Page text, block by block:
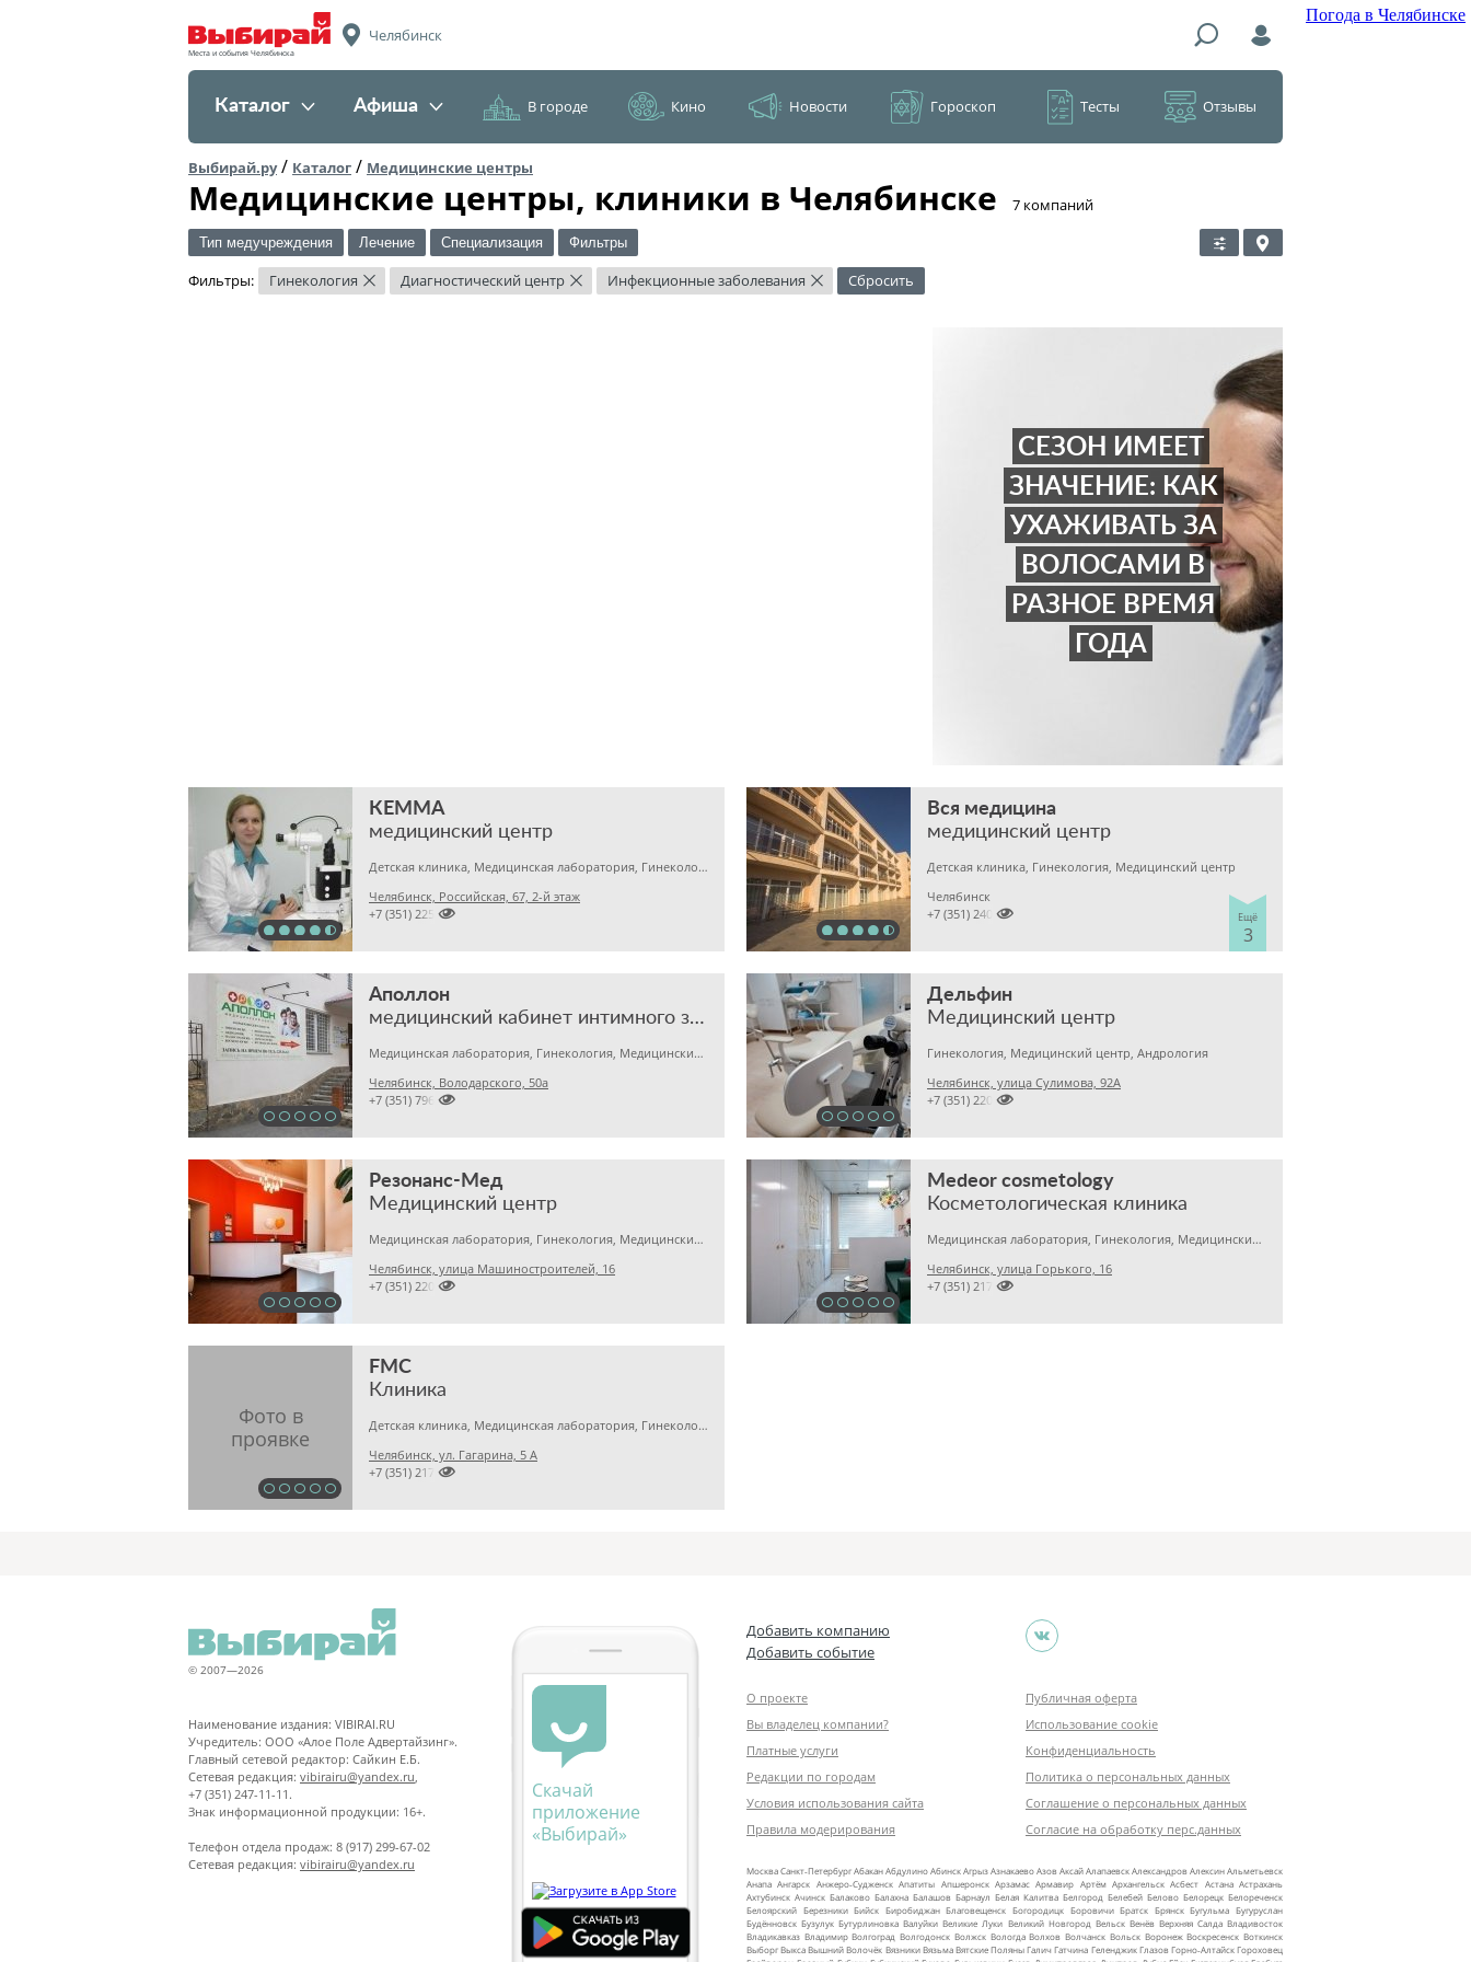
Погода в Челябинске
Места и события Челябинска
Челябинск
Каталог Афиша В городе Кино Новости Гороскоп Тесты Отзывы
Выбирай.ру/ Каталог / Медицинские центры
Медицинские центры, клиники в Челябинске ​7 компаний
Тип медучреждения Лечение Специализация Фильтры
Фильтры: Гинекология × Диагностический центр × Инфекционные заболевания × Сбросить
СЕЗОН ИМЕЕТ
ЗНАЧЕНИЕ: КАК
УХАЖИВАТЬ ЗА
ВОЛОСАМИ В
РАЗНОЕ ВРЕМЯ
ГОДА
КЕММА
медицинский центр
Детская клиника, Медицинская лаборатория, Гинекология
Челябинск, Российская, 67, 2-й этаж

+7 (351) 2256145
Вся медицина
медицинский центр
Детская клиника, Гинекология, Медицинский центр
Ещё
3
Челябинск

+7 (351) 2400303
Аполлон
медицинский кабинет интимного здоровья
Медицинская лаборатория, Гинекология, Медицинский центр
Челябинск, Володарского, 50а

+7 (351) 7963215
Дельфин
Медицинский центр
Гинекология, Медицинский центр, Андрология
Челябинск, улица Сулимова, 92А

+7 (351) 2201843
Резонанс-Мед
Медицинский центр
Медицинская лаборатория, Гинекология, Медицинский центр
Челябинск, улица Машиностроителей, 16

+7 (351) 2201031
Medeor cosmetology
Косметологическая клиника
Медицинская лаборатория, Гинекология, Медицинский центр
Челябинск, улица Горького, 16

+7 (351) 2170122
FMC
Клиника
Детская клиника, Медицинская лаборатория, Гинекология
Челябинск, ул. Гагарина, 5 А

+7 (351) 2173679
© 2007—2026
Наименование издания: VIBIRAI.RU
Учредитель: ООО «Алое Поле Адвертайзинг».
Главный сетевой редактор: Сайкин Е.Б.
Сетевая редакция: vibirairu@yandex.ru
+7 (351) 247-11-11.
Знак информационной продукции: 16+.
Телефон отдела продаж: 8 (917) 299-67-02
Сетевая редакция: vibirairu@yandex.ru
Скачай
приложение
«Выбирай»
Добавить компанию
Добавить событие
О проекте
Вы владелец компании?
Платные услуги
Редакции по городам
Условия использования сайта
Правила модерирования
Публичная оферта
Использование cookie
Конфиденциальность
Политика о персональных данных
Соглашение о персональных данных
Согласие на обработку перс.данных
МоскваСанкт‑ПетербургАбаканАбдулиноАбинскАгрызАзнакаевоАзовАксайАлапаевскАлександровАлексинАльметьевск
Анапа Ангарск Анжеро‑Судженск Апатиты Апшеронск Арзамас Армавир Артём Архангельск Асбест Астана Астрахань
Ахтубинск Ачинск Балаково Балахна Балашов Барнаул Белая Калитва Белгород Белебей Белово Белорецк Белореченск
Белоярский Березники Бийск Биробиджан Благовещенск Богородицк Боровичи Братск Брянск Бугульма Бугуруслан
Будённовск Бузулук Бутурлиновка Валуйки Великие Луки Великий Новгород Вельск Венёв Верхняя Салда Владивосток
Владикавказ Владимир Волгоград Волгодонск Волжск Вологда Волхов Волчанск Вольск Воронеж Воскресенск Воткинск
ВыборгВыкса Вышний Волочёк Вязники Вязьма Вятские Поляны Галич Гатчина Геленджик Глазов Горно‑АлтайскГороховец